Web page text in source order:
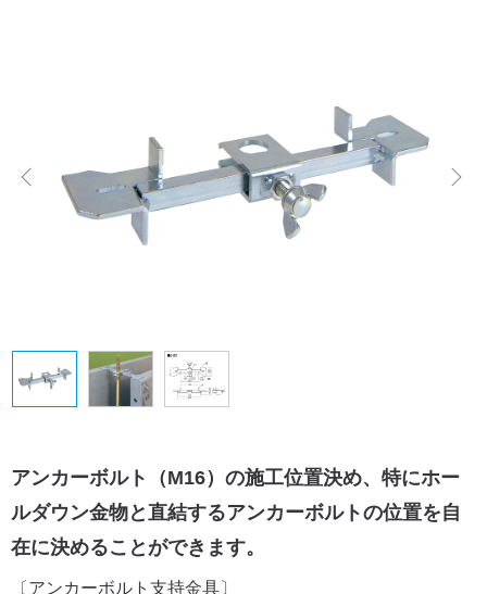
アンカーボルト（M16）の施工位置決め、特にホー
ルダウン金物と直結するアンカーボルトの位置を自
在に決めることができます。
〔アンカーボルト支持金具〕